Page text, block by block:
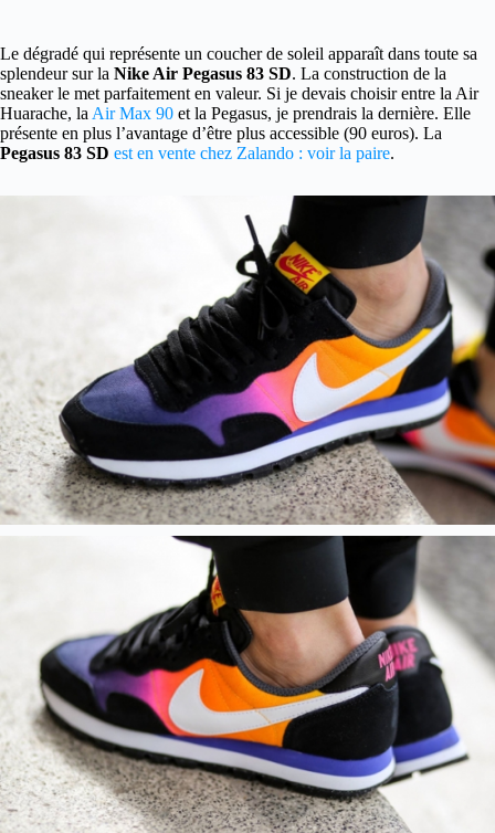
Le dégradé qui représente un coucher de soleil apparaît dans toute sa
splendeur sur la Nike Air Pegasus 83 SD. La construction de la
sneaker le met parfaitement en valeur. Si je devais choisir entre la Air
Huarache, la Air Max 90 et la Pegasus, je prendrais la dernière. Elle
présente en plus l’avantage d’être plus accessible (90 euros). La
Pegasus 83 SD est en vente chez Zalando : voir la paire.